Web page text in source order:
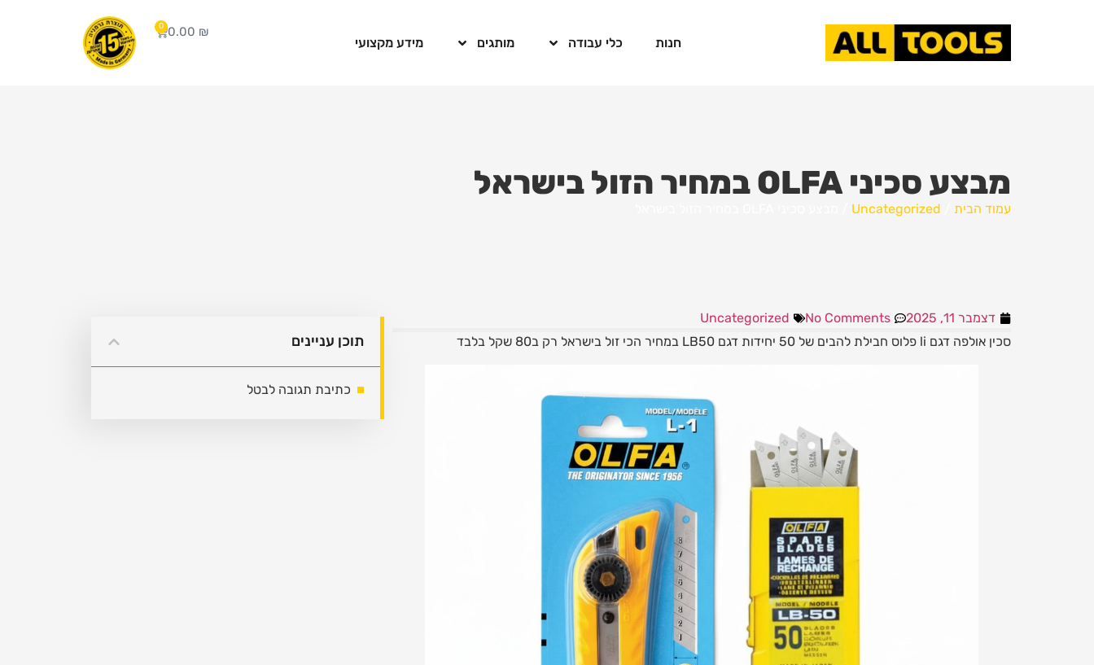
חנות כלי עבודה מותגים מידע מקצועי
0.00 ₪
0
מבצע סכיני OLFA במחיר הזול בישראל
עמוד הבית Uncategorized
דצמבר 11, 2025 No Comments
Uncategorized
סכין אולפה דגם li פלוס חבילת להבים של 50 יחידות דגם LB50 במחיר הכי זול בישראל רק ב80 שקל בלבד
תוכן עניינים
כתיבת תגובה לבטל